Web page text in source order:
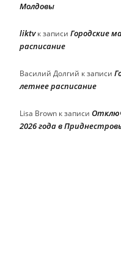
Молдовы
liktvк записи Городские
расписание
Василий Долгий к записи
летнее расписание
Lisa Brown к записи
2026 года в